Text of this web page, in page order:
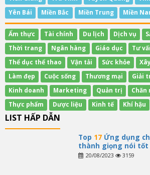
Yên Bái
Miền Bắc Miền Trung Miền
Ẩm thực Tài chính Du lịch Dịch vụ
Thời trang
Ngân hàng Giáo dục Tư
Thể dục thể thao
Vận tải Sức khỏe
Làm đẹp
Cuộc sống Thương mại Giải
Kinh doanh
Marketing Quản trị Chăn
Thực phẩm
Dược liệu Kinh tế Khí hậu
LIST HẤP DẪN
Top 17Ứng dụng
thành giọng nói tốt
20/08/2023 3159